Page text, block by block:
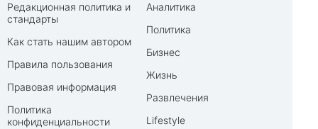
Редакционная политика и
стандарты
Как стать нашим автором
Правила пользования
Правовая информация
Политика
конфиденциальности
Аналитика
Политика
Бизнес
Жизнь
Развлечения
Lifestyle